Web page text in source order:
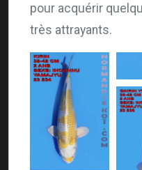
pour acquérir
très attrayants.